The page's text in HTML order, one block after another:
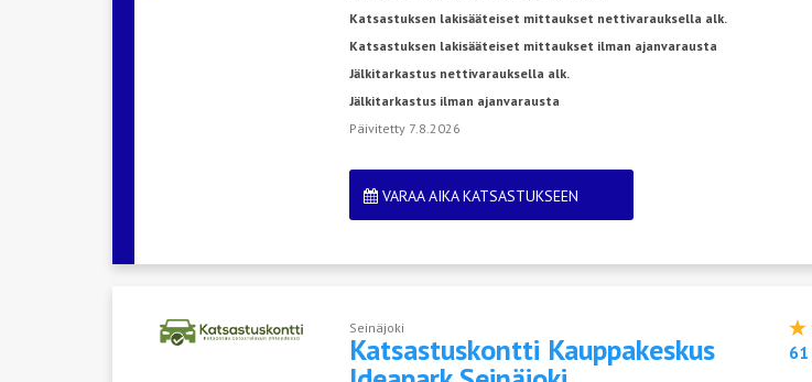
Katsastuksen lakisääteiset mittaukset nettivarauksella alk.
Katsastuksen lakisääteiset mittaukset ilman ajanvarausta
Jälkitarkastus nettivarauksella alk.
Jälkitarkastus ilman ajanvarausta
Päivitetty 7.8.2026
VARAA AIKA KATSASTUKSEEN
Seinäjoki
Katsastuskontti Kauppakeskus
61